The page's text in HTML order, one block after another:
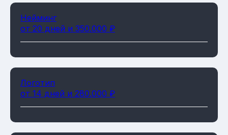
Нейминг
от 20 дней и 350.000 ₽
Логотип
от 14 дней и 280.000 ₽